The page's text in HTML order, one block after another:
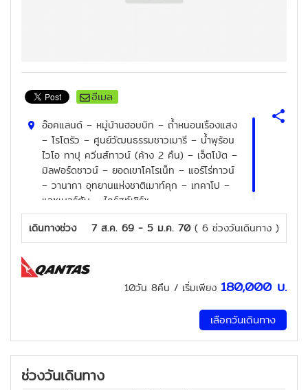
อีเมล
อ๊อคแลนด์ – หมู่บ้านฮอบบิท – ถ้ำหนอนเรืองแสง
– โรโตรัว – ศูนย์วัฒนธรรมชาวเมารี – น้ำพุร้อน
ไวโอ ทาปุ ควีนส์ทาวน์ (ค้าง 2 คืน) – เจ็ตโบ้ต –
มิลฟอร์ดซาวน์ – ยอดเขาโคโรเน็ท – แอร์โร่ทาวน์
– วานากา อุทยานแห่งชาติเมาท์คุก – เทคาโป –
แอชเบอร์ตัน – ไคร์สท์เชิร์ช
เดินทางช่วง
7 ส.ค. 69 - 5 ม.ค. 70 ( 6 ช่วงวันเดินทาง )
10วัน 8คืน / เริ่มเพียง 180,000บ.
เลือกวันเดินทาง
ช่วงวันเดินทาง